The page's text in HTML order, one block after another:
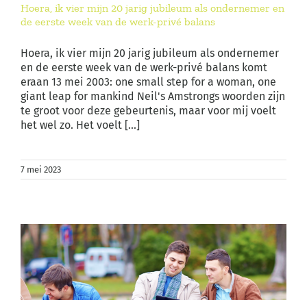
Hoera, ik vier mijn 20 jarig jubileum als ondernemer en
de eerste week van de werk-privé balans
Hoera, ik vier mijn 20 jarig jubileum als ondernemer
en de eerste week van de werk-privé balans komt
eraan 13 mei 2003: one small step for a woman, one
giant leap for mankind Neil's Amstrongs woorden zijn
te groot voor deze gebeurtenis, maar voor mij voelt
het wel zo. Het voelt [...]
7 mei 2023